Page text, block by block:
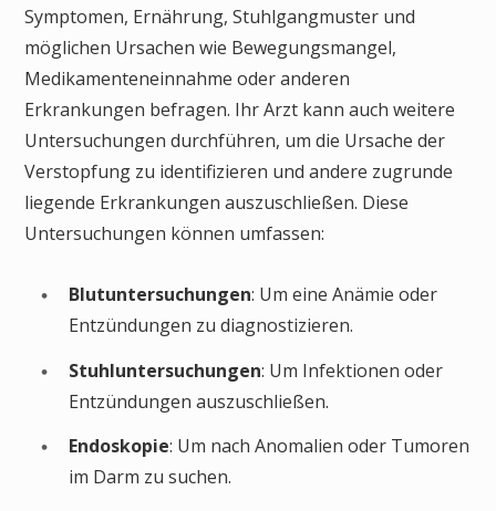
Symptomen, Ernährung, Stuhlgangmuster und
möglichen Ursachen wie Bewegungsmangel,
Medikamenteneinnahme oder anderen
Erkrankungen befragen. Ihr Arzt kann auch weitere
Untersuchungen durchführen, um die Ursache der
Verstopfung zu identifizieren und andere zugrunde
liegende Erkrankungen auszuschließen. Diese
Untersuchungen können umfassen:
Blutuntersuchungen: Um eine Anämie oder
Entzündungen zu diagnostizieren.
Stuhluntersuchungen: Um Infektionen oder
Entzündungen auszuschließen.
Endoskopie: Um nach Anomalien oder Tumoren
im Darm zu suchen.